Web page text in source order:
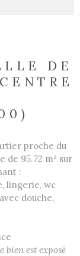
DE
proche du
de 95.72 m² sur
:
lingerie, wc
douche,
bien est exposé